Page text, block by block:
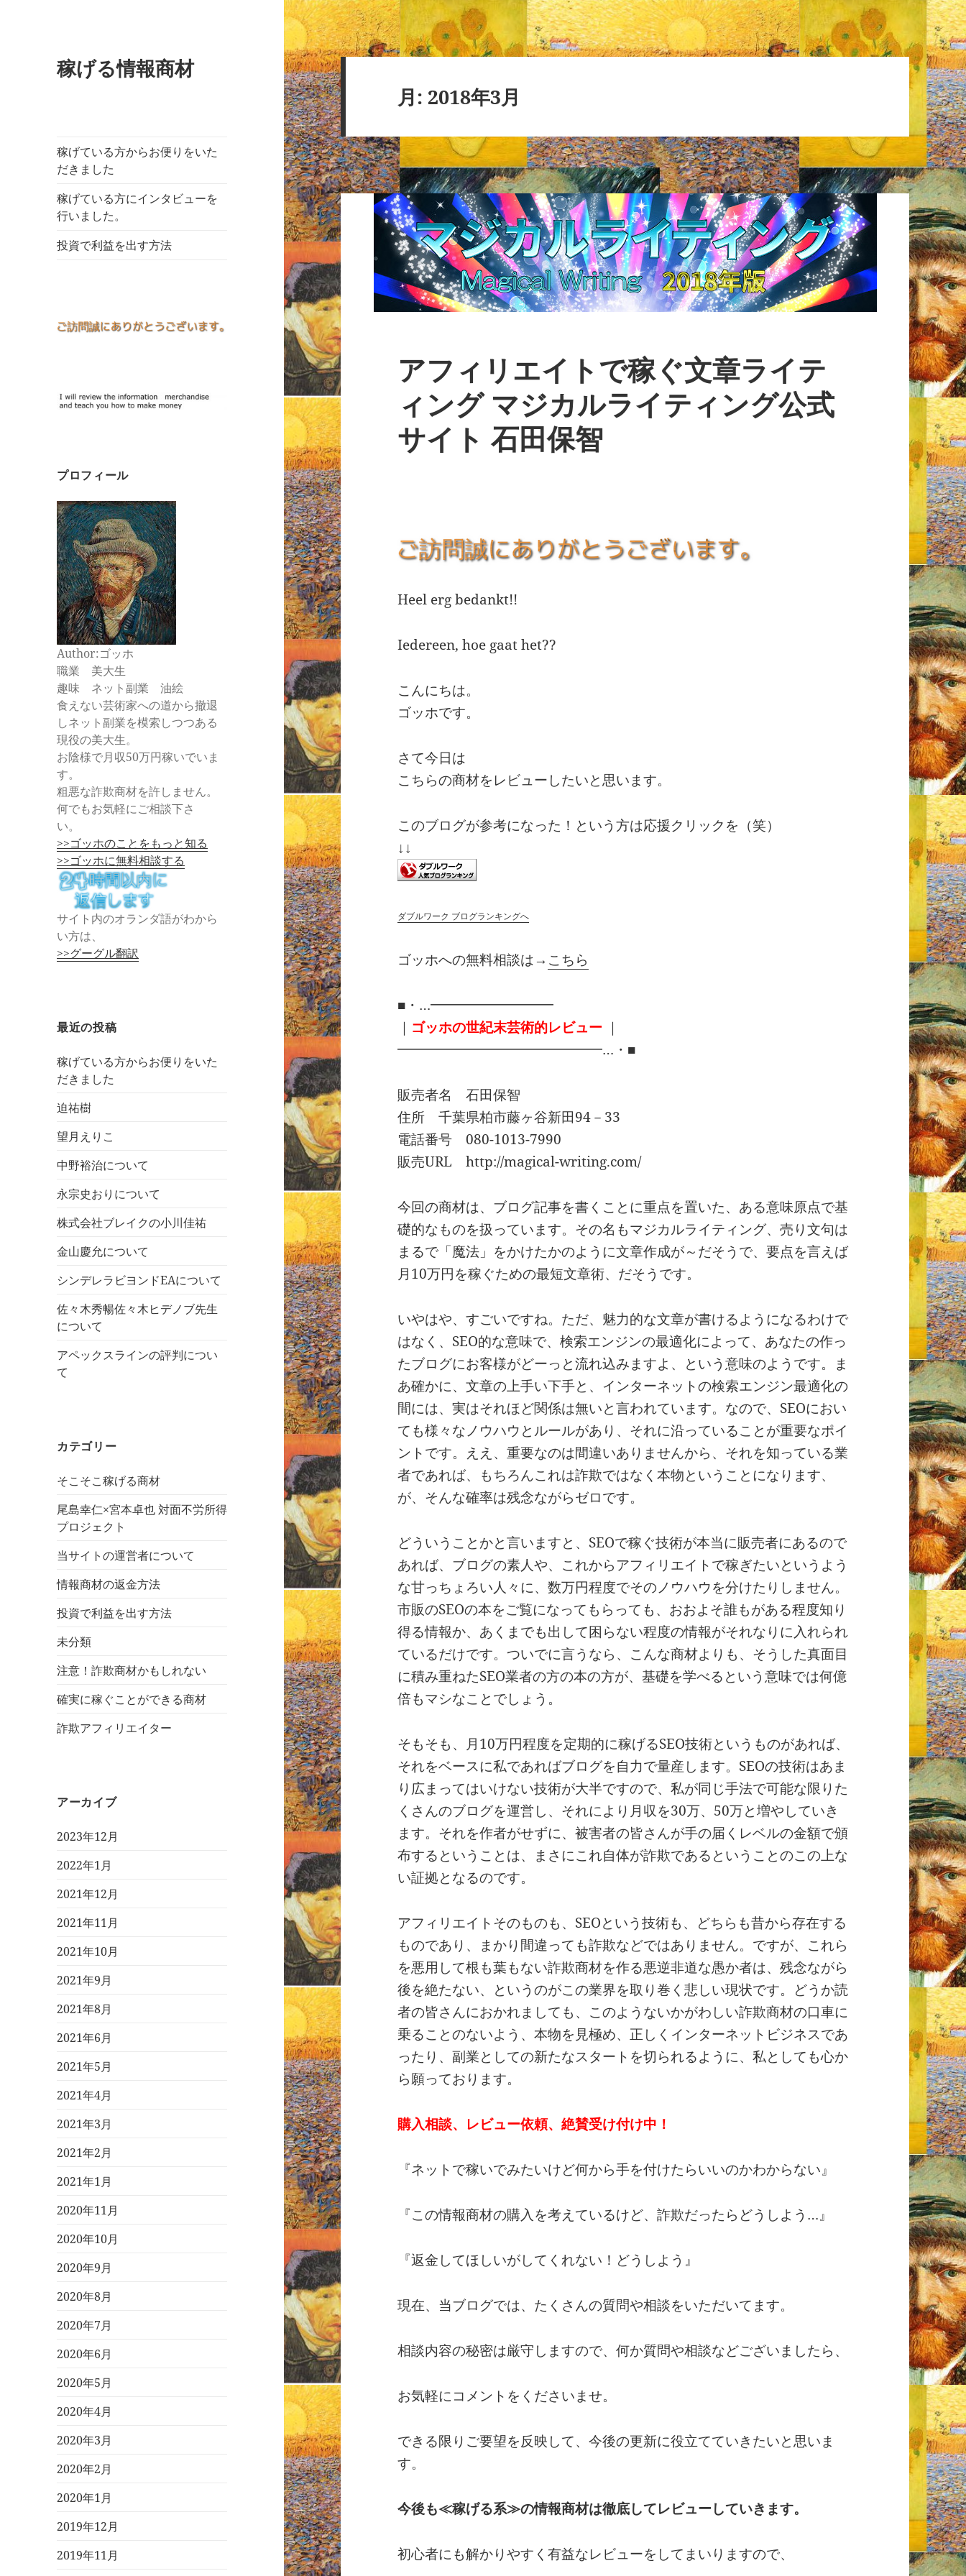
稼げる情報商材
稼げている方からお便りをいた
だきました
稼げている方にインタビューを
行いました。
投資で利益を出す方法
プロフィール
Author:ゴッホ
職業 美大生
趣味 ネット副業 油絵
食えない芸術家への道から撤退
しネット副業を模索しつつある
現役の美大生。
お陰様で月収50万円稼いでいま
す。
粗悪な詐欺商材を許しません。
何でもお気軽にご相談下さ
い。
>>ゴッホのことをもっと知る
>>ゴッホに無料相談する
サイト内のオランダ語がわから
い方は、
>>グーグル翻訳
最近の投稿
稼げている方からお便りをいた
だきました
迫祐樹
望月えりこ
中野裕治について
永宗史おりについて
株式会社ブレイクの小川佳祐
金山慶允について
シンデレラビヨンドEAについて
佐々木秀暢佐々木ヒデノブ先生
について
アペックスラインの評判につい
て
カテゴリー
そこそこ稼げる商材
尾島幸仁×宮本卓也 対面不労所得
プロジェクト
当サイトの運営者について
情報商材の返金方法
投資で利益を出す方法
未分類
注意！詐欺商材かもしれない
確実に稼ぐことができる商材
詐欺アフィリエイター
アーカイブ
2023年12月
2022年1月
2021年12月
2021年11月
2021年10月
2021年9月
2021年8月
2021年6月
2021年5月
2021年4月
2021年3月
2021年2月
2021年1月
2020年11月
2020年10月
2020年9月
2020年8月
2020年7月
2020年6月
2020年5月
2020年4月
2020年3月
2020年2月
2020年1月
2019年12月
2019年11月
月: 2018年3月
アフィリエイトで稼ぐ文章ライテ
ィング マジカルライティング公式
サイト 石田保智
Heel erg bedankt!!
Iedereen, hoe gaat het??
こんにちは。
ゴッホです。
さて今日は
こちらの商材をレビューしたいと思います。
このブログが参考になった！という方は応援クリックを（笑）
↓↓
ダブルワーク ブログランキングへ
ゴッホへの無料相談は→ こちら
■・…━━━━━━━━━
｜ ゴッホの世紀末芸術的レビュー ｜
━━━━━━━━━━━━━━━…・■
販売者名 石田保智
住所 千葉県柏市藤ヶ谷新田94－33
電話番号 080-1013-7990
販売URL http://magical-writing.com/
今回の商材は、ブログ記事を書くことに重点を置いた、ある意味原点で基
礎的なものを扱っています。その名もマジカルライティング、売り文句は
まるで「魔法」をかけたかのように文章作成が～だそうで、要点を言えば
月10万円を稼ぐための最短文章術、だそうです。
いやはや、すごいですね。ただ、魅力的な文章が書けるようになるわけで
はなく、SEO的な意味で、検索エンジンの最適化によって、あなたの作っ
たブログにお客様がどーっと流れ込みますよ、という意味のようです。ま
あ確かに、文章の上手い下手と、インターネットの検索エンジン最適化の
間には、実はそれほど関係は無いと言われています。なので、SEOにおい
ても様々なノウハウとルールがあり、それに沿っていることが重要なポイ
ントです。ええ、重要なのは間違いありませんから、それを知っている業
者であれば、もちろんこれは詐欺ではなく本物ということになります、
が、そんな確率は残念ながらゼロです。
どういうことかと言いますと、SEOで稼ぐ技術が本当に販売者にあるので
あれば、ブログの素人や、これからアフィリエイトで稼ぎたいというよう
な甘っちょろい人々に、数万円程度でそのノウハウを分けたりしません。
市販のSEOの本をご覧になってもらっても、おおよそ誰もがある程度知り
得る情報か、あくまでも出して困らない程度の情報がそれなりに入れられ
ているだけです。ついでに言うなら、こんな商材よりも、そうした真面目
に積み重ねたSEO業者の方の本の方が、基礎を学べるという意味では何億
倍もマシなことでしょう。
そもそも、月10万円程度を定期的に稼げるSEO技術というものがあれば、
それをベースに私であればブログを自力で量産します。SEOの技術はあま
り広まってはいけない技術が大半ですので、私が同じ手法で可能な限りた
くさんのブログを運営し、それにより月収を30万、50万と増やしていき
ます。それを作者がせずに、被害者の皆さんが手の届くレベルの金額で頒
布するということは、まさにこれ自体が詐欺であるということのこの上な
い証拠となるのです。
アフィリエイトそのものも、SEOという技術も、どちらも昔から存在する
ものであり、まかり間違っても詐欺などではありません。ですが、これら
を悪用して根も葉もない詐欺商材を作る悪逆非道な愚か者は、残念ながら
後を絶たない、というのがこの業界を取り巻く悲しい現状です。どうか読
者の皆さんにおかれましても、このようないかがわしい詐欺商材の口車に
乗ることのないよう、本物を見極め、正しくインターネットビジネスであ
ったり、副業としての新たなスタートを切られるように、私としても心か
ら願っております。
購入相談、レビュー依頼、絶賛受け付け中！
『ネットで稼いでみたいけど何から手を付けたらいいのかわからない』
『この情報商材の購入を考えているけど、詐欺だったらどうしよう…』
『返金してほしいがしてくれない！どうしよう』
現在、当ブログでは、たくさんの質問や相談をいただいてます。
相談内容の秘密は厳守しますので、何か質問や相談などございましたら、
お気軽にコメントをくださいませ。
できる限りご要望を反映して、今後の更新に役立てていきたいと思いま
す。
今後も≪稼げる系≫の情報商材は徹底してレビューしていきます。
初心者にも解かりやすく有益なレビューをしてまいりますので、